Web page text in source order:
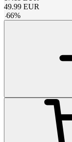
49.99 EUR
-66%